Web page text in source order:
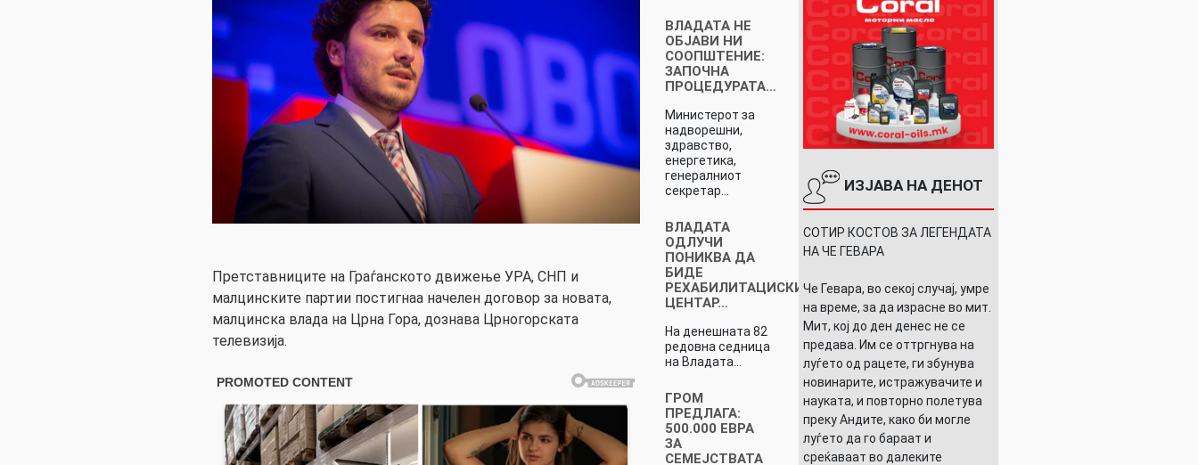
Претставниците на Граѓанското движење УРА, СНП и
малцинските партии постигнаа начелен договор за новата,
малцинска влада на Црна Гора, дознава Црногорската
телевизија.
ВЛАДАТА НЕ
ОБЈАВИ НИ
СООПШТЕНИЕ:
ЗАПОЧНА
ПРОЦЕДУРАТА…
Министерот за
надворешни,
здравство,
енергетика,
генералниот
секретар…
ВЛАДАТА
ОДЛУЧИ
ПОНИКВА ДА
БИДЕ
РЕХАБИЛИТАЦИСКИ
ЦЕНТАР…
На денешната 82
редовна седница
на Владата…
ГРОМ
ПРЕДЛАГА:
500.000 ЕВРА
ЗА
СЕМЕЈСТВАТА
ИЗЈАВА НА ДЕНОТ
СОТИР КОСТОВ ЗА ЛЕГЕНДАТА
НА ЧЕ ГЕВАРА
Че Гевара, во секој случај, умре
на време, за да израсне во мит.
Мит, кој до ден денес не се
предава. Им се оттргнува на
луѓето од рацете, ги збунува
новинарите, истражувачите и
науката, и повторно полетува
преку Андите, како би могле
луѓето да го бараат и
среќаваат во далеките